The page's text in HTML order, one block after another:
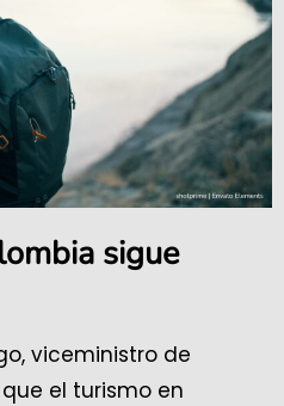
sigue
viceministro de
el turismo en